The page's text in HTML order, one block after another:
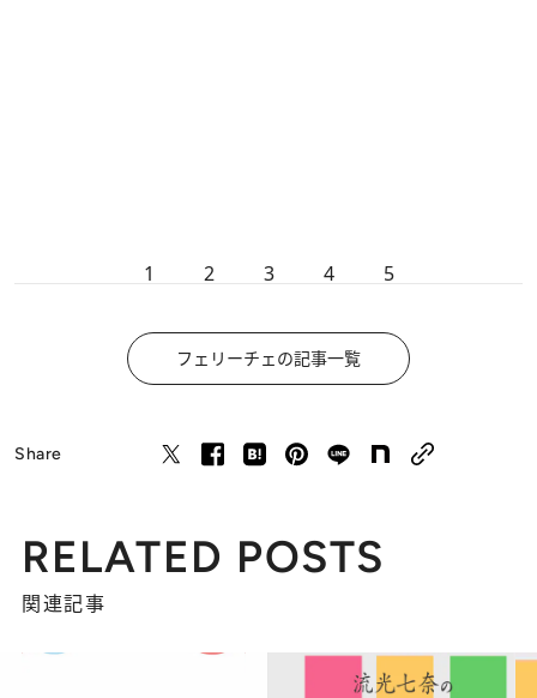
1 2 3 4 5
フェリーチェの記事一覧
Share
RELATED POSTS
関連記事